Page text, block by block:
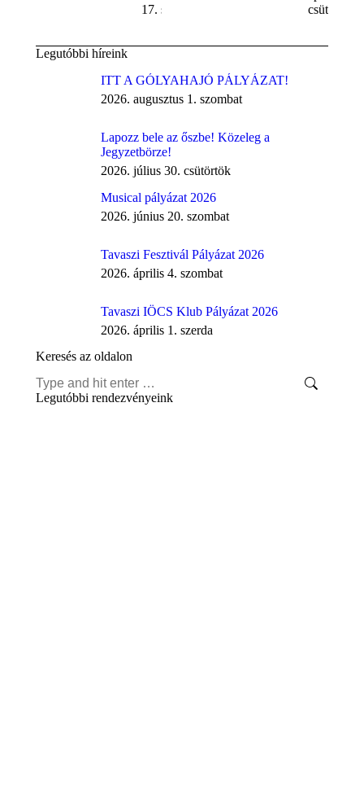
17. szerda
csütörtök
Legutóbbi híreink
ITT A GÓLYAHAJÓ PÁLYÁZAT!
2026. augusztus 1. szombat
Lapozz bele az őszbe! Közeleg a
Jegyzetbörze!
2026. július 30. csütörtök
Musical pályázat 2026
2026. június 20. szombat
Tavaszi Fesztivál Pályázat 2026
2026. április 4. szombat
Tavaszi IÖCS Klub Pályázat 2026
2026. április 1. szerda
Keresés az oldalon
Search:
Legutóbbi rendezvényeink